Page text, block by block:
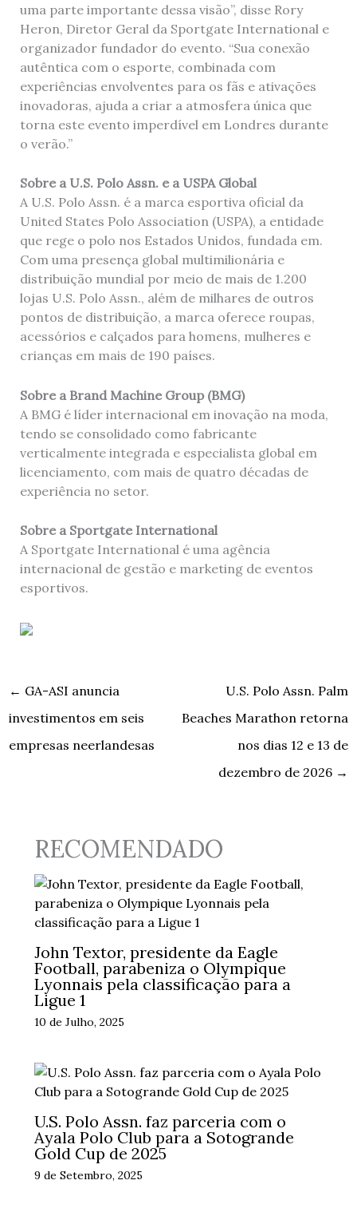
uma parte importante dessa visão”, disse Rory
Heron, Diretor Geral da Sportgate International e
organizador fundador do evento. “Sua conexão
autêntica com o esporte, combinada com
experiências envolventes para os fãs e ativações
inovadoras, ajuda a criar a atmosfera única que
torna este evento imperdível em Londres durante
o verão.”
Sobre a U.S. Polo Assn. e a USPA Global
A U.S. Polo Assn. é a marca esportiva oficial da
United States Polo Association (USPA), a entidade
que rege o polo nos Estados Unidos, fundada em.
Com uma presença global multimilionária e
distribuição mundial por meio de mais de 1.200
lojas U.S. Polo Assn., além de milhares de outros
pontos de distribuição, a marca oferece roupas,
acessórios e calçados para homens, mulheres e
crianças em mais de 190 países.
Sobre a Brand Machine Group (BMG)
A BMG é líder internacional em inovação na moda,
tendo se consolidado como fabricante
verticalmente integrada e especialista global em
licenciamento, com mais de quatro décadas de
experiência no setor.
Sobre a Sportgate International
A Sportgate International é uma agência
internacional de gestão e marketing de eventos
esportivos.
← GA-ASI anuncia
investimentos em seis
empresas neerlandesas
U.S. Polo Assn. Palm
Beaches Marathon retorna
nos dias 12 e 13 de
dezembro de 2026 →
RECOMENDADO
John Textor, presidente da Eagle
Football, parabeniza o Olympique
Lyonnais pela classificação para a
Ligue 1
10 de Julho, 2025
U.S. Polo Assn. faz parceria com o
Ayala Polo Club para a Sotogrande
Gold Cup de 2025
9 de Setembro, 2025